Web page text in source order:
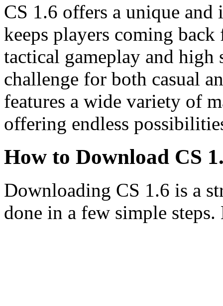
CS 1.6 offers a unique and
keeps players coming
tactical gameplay and
challenge for both casual
features a wide variety of
offering endless
How to Download CS
Downloading CS 1.6 is a
done in a few simple steps.